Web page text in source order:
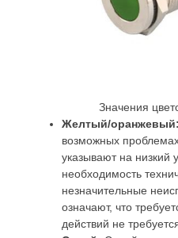
Значения
Желтый/оранжевый:
возможных
указывают на низкий
необходимость
незначительные
означают, что
действий не